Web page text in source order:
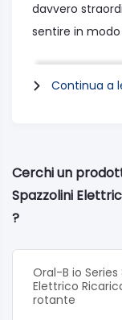
davvero
sentire in modo
Principali
Combina
Display
principali:
Continua a
Cerchi un
Spazzolini
?
Oral-B io
Elettrico
rotante